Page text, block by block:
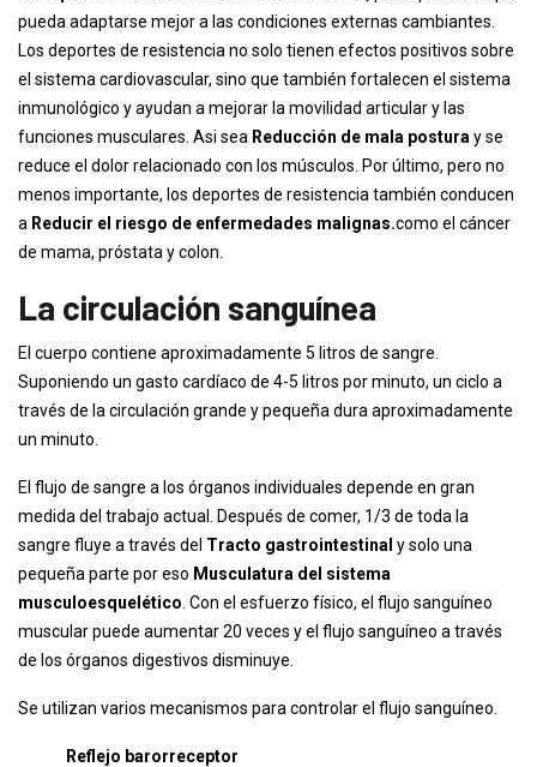
pueda adaptarse mejor a las condiciones externas cambiantes.
Los deportes de resistencia no solo tienen efectos positivos sobre
el sistema cardiovascular, sino que también fortalecen el sistema
inmunológico y ayudan a mejorar la movilidad articular y las
funciones musculares. Asi sea Reducción de mala postura y se
reduce el dolor relacionado con los músculos. Por último, pero no
menos importante, los deportes de resistencia también conducen
a Reducir el riesgo de enfermedades malignas.como el cáncer
de mama, próstata y colon.
La circulación sanguínea
El cuerpo contiene aproximadamente 5 litros de sangre.
Suponiendo un gasto cardíaco de 4-5 litros por minuto, un ciclo a
través de la circulación grande y pequeña dura aproximadamente
un minuto.
El flujo de sangre a los órganos individuales depende en gran
medida del trabajo actual. Después de comer, 1/3 de toda la
sangre fluye a través del Tracto gastrointestinal y solo una
pequeña parte por eso Musculatura del sistema
musculoesquelético . Con el esfuerzo físico, el flujo sanguíneo
muscular puede aumentar 20 veces y el flujo sanguíneo a través
de los órganos digestivos disminuye.
Se utilizan varios mecanismos para controlar el flujo sanguíneo.
Reflejo barorreceptor